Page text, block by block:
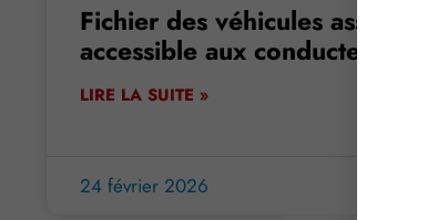
Fichier des véhicules assurés :
accessible aux conducteurs
LIRE LA SUITE »
24 février 2026